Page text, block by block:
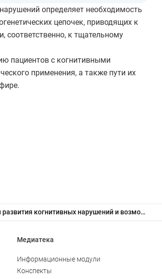
определяет необходимость
цепочек, приводящих к
соответственно, к тщательному
пациентов с когнитивными
применения, а также пути их
Механизмы развития когнитивных нарушений и возможные подходы к их коррекции (доказательная медицина и реальность)
Медиатека
Информационные модули
Конспекты